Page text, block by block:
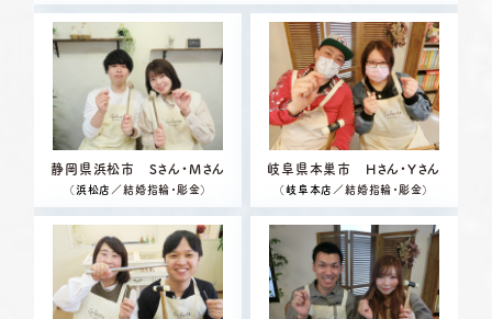
静岡県浜松市 Sさん・Mさん
（浜松店 ／結婚指輪・彫金）
岐阜県本巣市 Hさん・Yさん
（岐阜本店 ／結婚指輪・彫金）